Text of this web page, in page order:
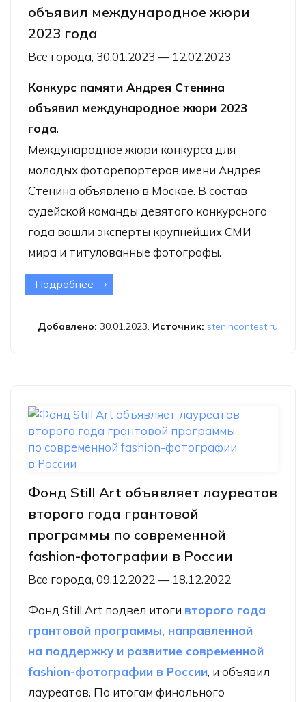
объявил международное жюри
2023 года
Все города, 30.01.2023 — 12.02.2023
Конкурс памяти Андрея Стенина
объявил международное жюри 2023
года.
Международное жюри конкурса для
молодых фоторепортеров имени Андрея
Стенина объявлено в Москве. В состав
судейской команды девятого конкурсного
года вошли эксперты крупнейших СМИ
мира и титулованные фотографы.
Подробнее о Конкурс памяти Андрея Стенина
2023 года
Добавлено: 30.01.2023. Источник: stenincontest.ru
Фонд Still Art объявляет лауреатов
второго года грантовой
программы по современной
fashion-фотографии в России
Все города, 09.12.2022 — 18.12.2022
Фонд Still Art подвел итоги второго года
грантовой программы, направленной
на поддержку и развитие современной
fashion-фотографии в России, и объявил
лауреатов. По итогам финального